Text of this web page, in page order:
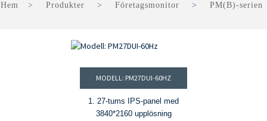
Hem Produkter Företagsmonitor PM(B)-serien
MODELL: PM27DUI-60HZ
1. 27-tums IPS-panel med
3840*2160 upplösning